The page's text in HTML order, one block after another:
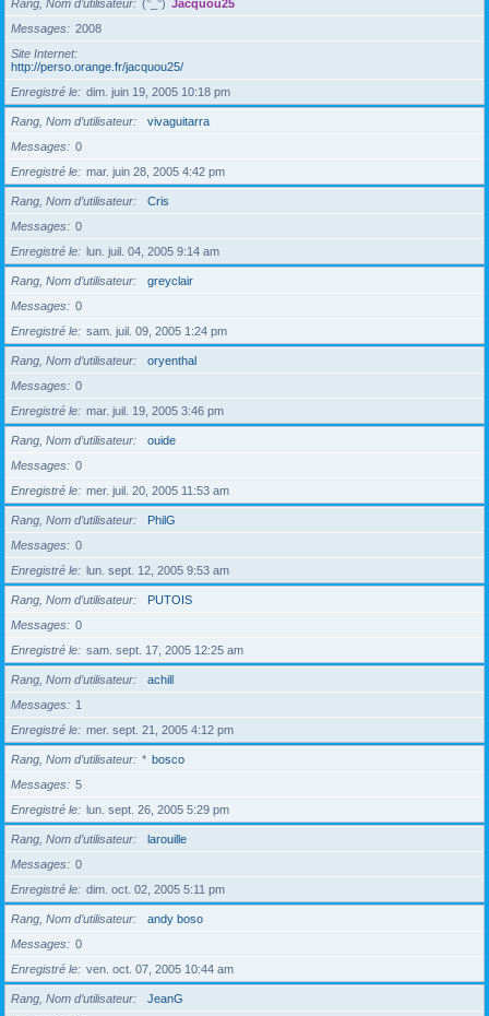
Rang, Nom d’utilisateur (°_°) Jacquou25
Messages
2008
Site Internet
http://perso.orange.fr/jacquou25/
Enregistré le
dim. juin 19, 2005 10:18 pm
Rang, Nom d’utilisateur
vivaguitarra
Messages
0
Enregistré le
mar. juin 28, 2005 4:42 pm
Rang, Nom d’utilisateur
Cris
Messages
0
Enregistré le
lun. juil. 04, 2005 9:14 am
Rang, Nom d’utilisateur
greyclair
Messages
0
Enregistré le
sam. juil. 09, 2005 1:24 pm
Rang, Nom d’utilisateur
oryenthal
Messages
0
Enregistré le
mar. juil. 19, 2005 3:46 pm
Rang, Nom d’utilisateur
ouide
Messages
0
Enregistré le
mer. juil. 20, 2005 11:53 am
Rang, Nom d’utilisateur
PhilG
Messages
0
Enregistré le
lun. sept. 12, 2005 9:53 am
Rang, Nom d’utilisateur
PUTOIS
Messages
0
Enregistré le
sam. sept. 17, 2005 12:25 am
Rang, Nom d’utilisateur
achill
Messages
1
Enregistré le
mer. sept. 21, 2005 4:12 pm
Rang, Nom d’utilisateur * bosco
Messages
5
Enregistré le
lun. sept. 26, 2005 5:29 pm
Rang, Nom d’utilisateur
larouille
Messages
0
Enregistré le
dim. oct. 02, 2005 5:11 pm
Rang, Nom d’utilisateur
andy boso
Messages
0
Enregistré le
ven. oct. 07, 2005 10:44 am
Rang, Nom d’utilisateur
JeanG